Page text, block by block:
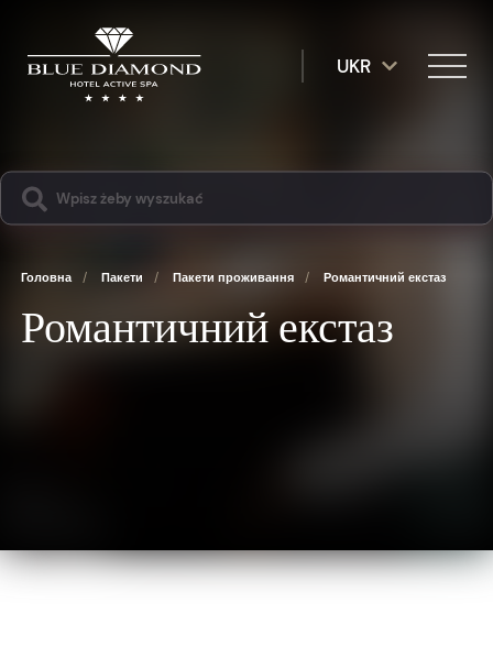
UKR
Головна / Пакети / Пакети проживання / Романтичний екстаз
Романтичний екстаз